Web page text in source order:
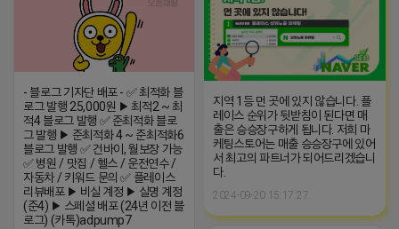
- 블로그 기자단 배포 - ✅ 최적화 블
로그 발행 25,000원 ▶ 최적2 ~ 최
적4 블로그 발행 ✅ 준최적화 블로
그 발행 ▶ 준최적화 4 ~ 준최적화6
블로그 발행 ✅ 건바이, 월보장 가능
✅ 병원 / 맛집 / 헬스 / 운전연수 /
자동차 / 키워드 문의 ✅ 플레이스
리뷰배포 ▶ 비실 계정 ▶ 실명 계정
(준4) ▶ 스페셜 배포 (24년 이전 블
로그) (카톡)adpump7
지역 1등 먼 곳에 있지 않습니다. 플
레이스 순위가 뒷받침이 된다면 매
출은 승승장구하게 됩니다. 저희 마
케팅스토어는 매출 승승장구에 있어
서 최고의 파트너가 되어드리겠습니
다.
2024-09-20 15:17:27